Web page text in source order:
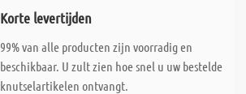
Korte levertijden
99% van alle producten zijn voorradig en
beschikbaar. U zult zien hoe snel u uw bestelde
knutselartikelen ontvangt.